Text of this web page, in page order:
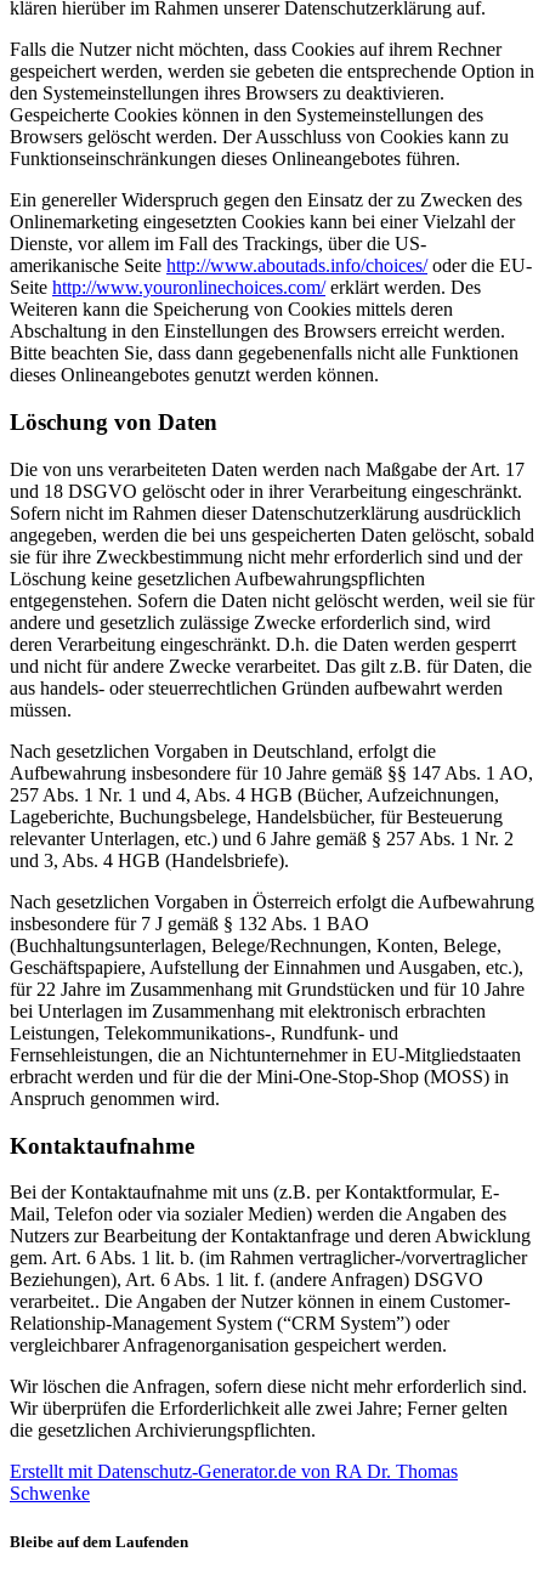
klären hierüber im Rahmen unserer Datenschutzerklärung auf.
Falls die Nutzer nicht möchten, dass Cookies auf ihrem Rechner
gespeichert werden, werden sie gebeten die entsprechende Option in
den Systemeinstellungen ihres Browsers zu deaktivieren.
Gespeicherte Cookies können in den Systemeinstellungen des
Browsers gelöscht werden. Der Ausschluss von Cookies kann zu
Funktionseinschränkungen dieses Onlineangebotes führen.
Ein genereller Widerspruch gegen den Einsatz der zu Zwecken des
Onlinemarketing eingesetzten Cookies kann bei einer Vielzahl der
Dienste, vor allem im Fall des Trackings, über die US-
amerikanische Seite http://www.aboutads.info/choices/oder die EU-
Seite http://www.youronlinechoices.com/erklärt werden. Des
Weiteren kann die Speicherung von Cookies mittels deren
Abschaltung in den Einstellungen des Browsers erreicht werden.
Bitte beachten Sie, dass dann gegebenenfalls nicht alle Funktionen
dieses Onlineangebotes genutzt werden können.
Löschung von Daten
Die von uns verarbeiteten Daten werden nach Maßgabe der Art. 17
und 18 DSGVO gelöscht oder in ihrer Verarbeitung eingeschränkt.
Sofern nicht im Rahmen dieser Datenschutzerklärung ausdrücklich
angegeben, werden die bei uns gespeicherten Daten gelöscht, sobald
sie für ihre Zweckbestimmung nicht mehr erforderlich sind und der
Löschung keine gesetzlichen Aufbewahrungspflichten
entgegenstehen. Sofern die Daten nicht gelöscht werden, weil sie für
andere und gesetzlich zulässige Zwecke erforderlich sind, wird
deren Verarbeitung eingeschränkt. D.h. die Daten werden gesperrt
und nicht für andere Zwecke verarbeitet. Das gilt z.B. für Daten, die
aus handels- oder steuerrechtlichen Gründen aufbewahrt werden
müssen.
Nach gesetzlichen Vorgaben in Deutschland, erfolgt die
Aufbewahrung insbesondere für 10 Jahre gemäß §§ 147 Abs. 1 AO,
257 Abs. 1 Nr. 1 und 4, Abs. 4 HGB (Bücher, Aufzeichnungen,
Lageberichte, Buchungsbelege, Handelsbücher, für Besteuerung
relevanter Unterlagen, etc.) und 6 Jahre gemäß § 257 Abs. 1 Nr. 2
und 3, Abs. 4 HGB (Handelsbriefe).
Nach gesetzlichen Vorgaben in Österreich erfolgt die Aufbewahrung
insbesondere für 7 J gemäß § 132 Abs. 1 BAO
(Buchhaltungsunterlagen, Belege/Rechnungen, Konten, Belege,
Geschäftspapiere, Aufstellung der Einnahmen und Ausgaben, etc.),
für 22 Jahre im Zusammenhang mit Grundstücken und für 10 Jahre
bei Unterlagen im Zusammenhang mit elektronisch erbrachten
Leistungen, Telekommunikations-, Rundfunk- und
Fernsehleistungen, die an Nichtunternehmer in EU-Mitgliedstaaten
erbracht werden und für die der Mini-One-Stop-Shop (MOSS) in
Anspruch genommen wird.
Kontaktaufnahme
Bei der Kontaktaufnahme mit uns (z.B. per Kontaktformular, E-
Mail, Telefon oder via sozialer Medien) werden die Angaben des
Nutzers zur Bearbeitung der Kontaktanfrage und deren Abwicklung
gem. Art. 6 Abs. 1 lit. b. (im Rahmen vertraglicher-/vorvertraglicher
Beziehungen), Art. 6 Abs. 1 lit. f. (andere Anfragen) DSGVO
verarbeitet.. Die Angaben der Nutzer können in einem Customer-
Relationship-Management System (“CRM System”) oder
vergleichbarer Anfragenorganisation gespeichert werden.
Wir löschen die Anfragen, sofern diese nicht mehr erforderlich sind.
Wir überprüfen die Erforderlichkeit alle zwei Jahre; Ferner gelten
die gesetzlichen Archivierungspflichten.
Erstellt mit Datenschutz-Generator.de von RA Dr. Thomas
Schwenke
Bleibe auf dem Laufenden